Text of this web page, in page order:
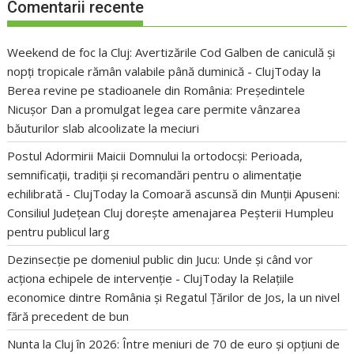
Comentarii recente
Weekend de foc la Cluj: Avertizările Cod Galben de caniculă și
nopți tropicale rămân valabile până duminică - ClujToday la
Berea revine pe stadioanele din România: Președintele
Nicușor Dan a promulgat legea care permite vânzarea
băuturilor slab alcoolizate la meciuri
Postul Adormirii Maicii Domnului la ortodocși: Perioada,
semnificații, tradiții și recomandări pentru o alimentație
echilibrată - ClujToday laComoară ascunsă din Munții Apuseni:
Consiliul Județean Cluj dorește amenajarea Peșterii Humpleu
pentru publicul larg
Dezinsecție pe domeniul public din Jucu: Unde și când vor
acționa echipele de intervenție - ClujToday la Relațiile
economice dintre România și Regatul Țărilor de Jos, la un nivel
fără precedent de bun
Nunta la Cluj în 2026: Între meniuri de 70 de euro și opțiuni de